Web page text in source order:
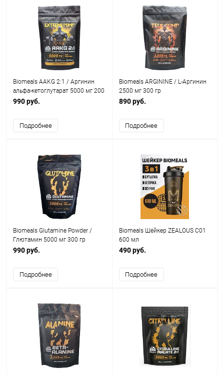
Biomeals AAKG 2:1 / Аргинин
альфа-кетоглутарат 5000 мг 200
гр
990 руб.
Подробнее
Biomeals ARGININE / L-Аргинин
2500 мг 300 гр
890 руб.
Подробнее
Biomeals Glutamine Powder /
Глютамин 5000 мг 300 гр
990 руб.
Подробнее
Biomeals Шейкер ZEALOUS C01
600 мл
490 руб.
Подробнее